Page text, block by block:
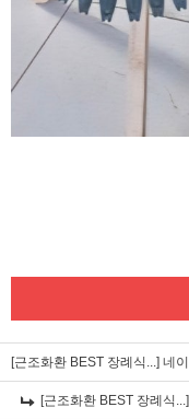
[근조화환 BEST 장례식...] 네
[근조화환 BEST 장례식...]